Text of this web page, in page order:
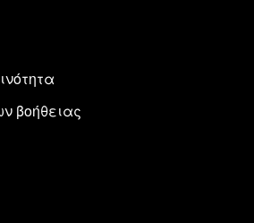
βοήθειας